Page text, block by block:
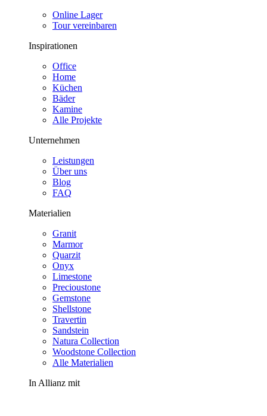
Online Lager
Tour vereinbaren
Inspirationen
Office
Home
Küchen
Bäder
Kamine
Alle Projekte
Unternehmen
Leistungen
Über uns
Blog
FAQ
Materialien
Granit
Marmor
Quarzit
Onyx
Limestone
Precioustone
Gemstone
Shellstone
Travertin
Sandstein
Natura Collection
Woodstone Collection
Alle Materialien
In Allianz mit